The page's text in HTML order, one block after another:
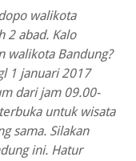
walikota
2 abad. Kalo
walikota Bandung?
1 januari 2017
dari jam 09.00-
untuk wisata
sama. Silakan
ini. Hatur